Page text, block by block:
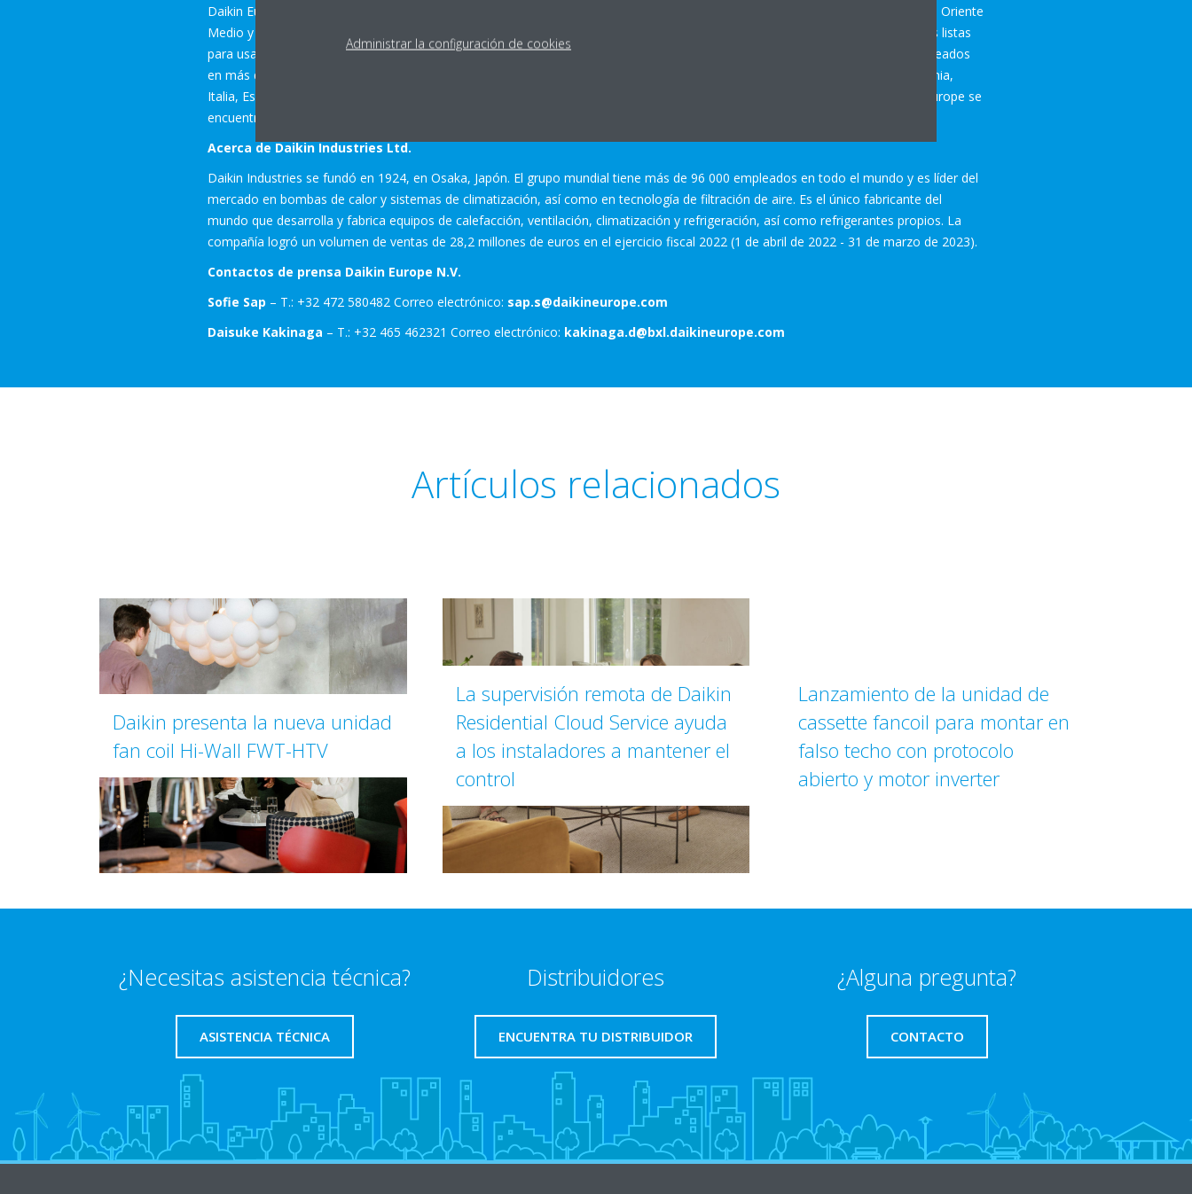
Daikin Europe N.V. es una filial del grupo global Daikin Industries y el proveedor líder de tecnologías de climatización en Europa, Oriente
Medio y África. Daikin diseña, fabrica y comercializa un amplio catálogo de productos, servicios de mantenimiento y soluciones listas
para usar en los ámbitos residenciales, comerciales e industriales. A día de hoy, Daikin Europe cuenta con más de 13 700 empleados
en más de 57 filiales consolidadas. Cuenta con 14 instalaciones de producción con sede en Bélgica, la República Checa, Alemania,
Italia, España, Austria, el Reino Unido, Turquía, los Emiratos Árabes Unidos y Arabia Saudí. La sede principal del grupo Daikin Europe se
encuentra en Ostende, Bélgica. La compañía se fundó en 1972 y la producción en Europa comenzó en 1973.
Acerca de Daikin Industries Ltd.
Daikin Industries se fundó en 1924, en Osaka, Japón. El grupo mundial tiene más de 96 000 empleados en todo el mundo y es líder del
mercado en bombas de calor y sistemas de climatización, así como en tecnología de filtración de aire. Es el único fabricante del
mundo que desarrolla y fabrica equipos de calefacción, ventilación, climatización y refrigeración, así como refrigerantes propios. La
compañía logró un volumen de ventas de 28,2 millones de euros en el ejercicio fiscal 2022 (1 de abril de 2022 - 31 de marzo de 2023).
Contactos de prensa Daikin Europe N.V.
Sofie Sap – T.: +32 472 580482 Correo electrónico: sap.s@daikineurope.com
Daisuke Kakinaga – T.: +32 465 462321 Correo electrónico: kakinaga.d@bxl.daikineurope.com
Artículos relacionados
Daikin presenta la nueva unidad
fan coil Hi-Wall FWT-HTV
La supervisión remota de Daikin
Residential Cloud Service ayuda
a los instaladores a mantener el
control
Lanzamiento de la unidad de
cassette fancoil para montar en
falso techo con protocolo
abierto y motor inverter
¿Necesitas asistencia técnica?
ASISTENCIA TÉCNICA
Distribuidores
ENCUENTRA TU DISTRIBUIDOR
¿Alguna pregunta?
CONTACTO
Administrar la configuración de cookies